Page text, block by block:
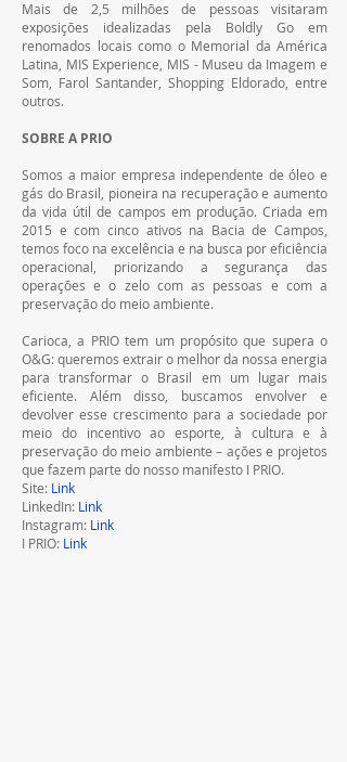
Mais de 2,5 milhões de pessoas visitaram
exposições idealizadas pela Boldly Go em
renomados locais como o Memorial da América
Latina, MIS Experience, MIS - Museu da Imagem e
Som, Farol Santander, Shopping Eldorado, entre
outros.
SOBRE A PRIO
Somos a maior empresa independente de óleo e
gás do Brasil, pioneira na recuperação e aumento
da vida útil de campos em produção. Criada em
2015 e com cinco ativos na Bacia de Campos,
temos foco na excelência e na busca por eficiência
operacional, priorizando a segurança das
operações e o zelo com as pessoas e com a
preservação do meio ambiente.
Carioca, a PRIO tem um propósito que supera o
O&G: queremos extrair o melhor da nossa energia
para transformar o Brasil em um lugar mais
eficiente. Além disso, buscamos envolver e
devolver esse crescimento para a sociedade por
meio do incentivo ao esporte, à cultura e à
preservação do meio ambiente – ações e projetos
que fazem parte do nosso manifesto I PRIO.
Site: Link
LinkedIn: Link
Instagram: Link
I PRIO: Link